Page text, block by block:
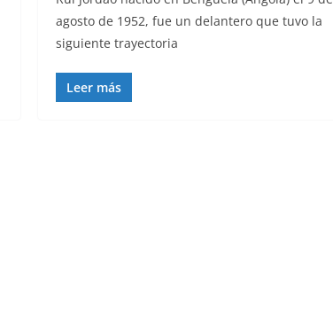
agosto de 1952, fue un delantero que tuvo la
siguiente trayectoria
Leer más